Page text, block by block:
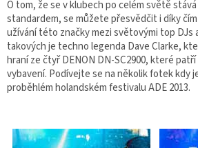
O tom, že se v klubech po celém světě
standardem, se můžete přesvědčit i díky
užívání této značky mezi světovými top DJs
takových je techno legenda Dave Clarke,
hraní ze čtyř DENON DN-SC2900, které
vybavení. Podívejte se na několik fotek kdy
proběhlém holandském festivalu ADE 2013.